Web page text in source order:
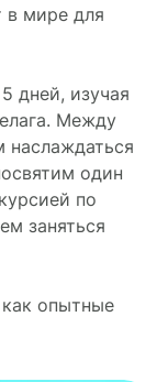
в мире для
дней, изучая
Между
наслаждаться
один
по
заняться
опытные